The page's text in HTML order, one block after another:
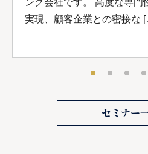
ング会社です。 高度な専門
実現、顧客企業との密接な
セミナー